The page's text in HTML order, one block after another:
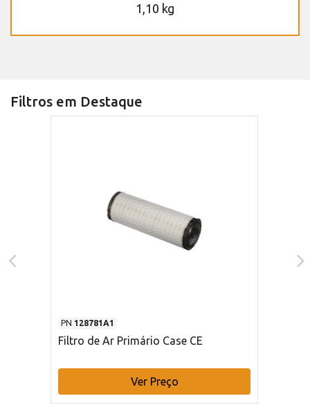
1,10 kg
Filtros em Destaque
PN 128781A1
Filtro de Ar Primário Case CE
Ver Preço